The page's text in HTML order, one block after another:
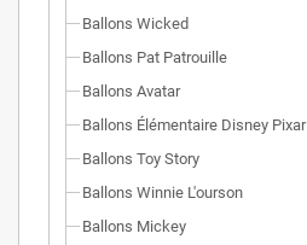
Ballons Wicked
Ballons Pat Patrouille
Ballons Avatar
Ballons Élémentaire Disney Pixar
Ballons Toy Story
Ballons Winnie L'ourson
Ballons Mickey